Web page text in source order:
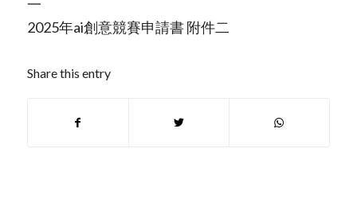
一
2025年ai創意競賽申請書 附件二
Share this entry